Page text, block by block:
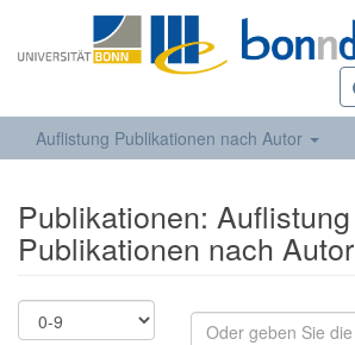
Auflistung Publikationen nach Autor
Publikationen: Auflistung
Publikationen nach Autor